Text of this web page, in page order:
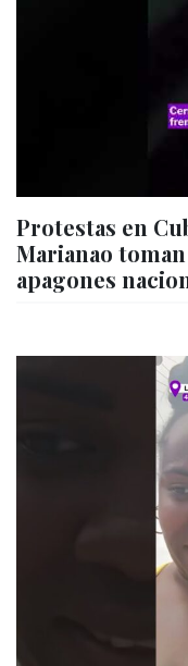
Protestas en
Marianao
apagones